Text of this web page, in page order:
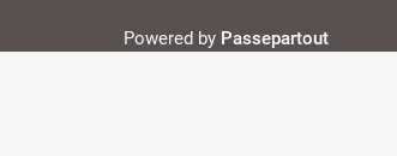
Powered by Passepartout